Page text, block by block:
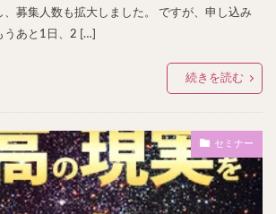
、募集人数も拡大しました。 ですが、申し込み
うあと1日、2 […]
続きを読む
セミナー